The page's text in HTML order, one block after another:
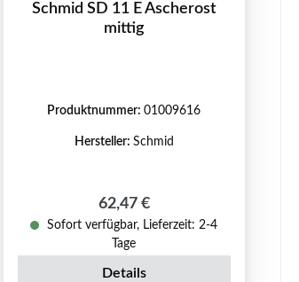
Schmid SD 11 E Ascherost
mittig
Produktnummer:01009616
Hersteller: Schmid
Regulärer Preis:
62,47 €
Sofort verfügbar, Lieferzeit: 2-4
Tage
Details